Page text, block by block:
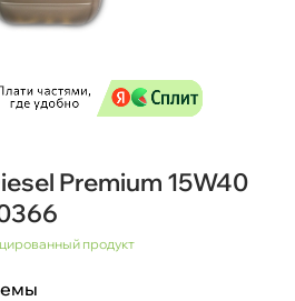
Premium 15W40
продукт